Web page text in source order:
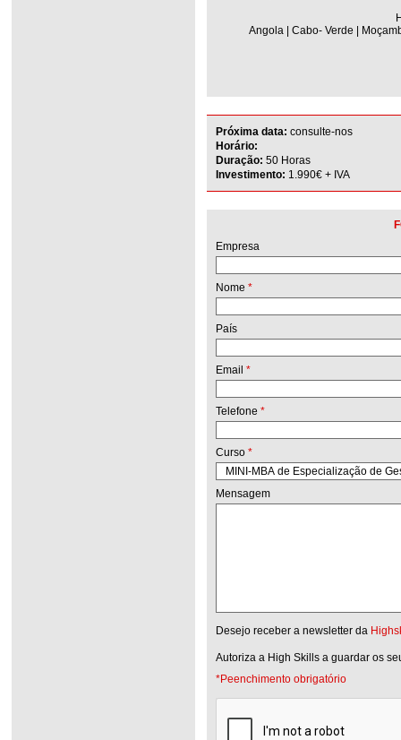
Angola | Cabo- Verde |
Próxima data: consulte-nos
Horário:
Duração: 50 Horas
Investimento: 1.990€ + IVA
Empresa
Nome *
País
Email *
Telefone *
Curso *
Mensagem
Desejo receber a newsletter da
Autoriza a High Skills a guardar os
*Peenchimento obrigatório